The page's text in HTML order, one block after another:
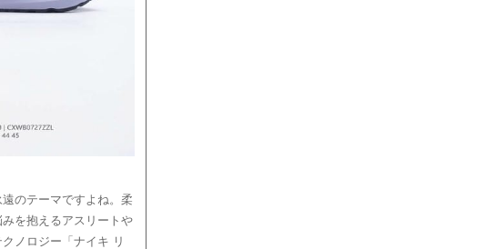
のテーマですよね。柔
を抱えるアスリートや
ノロジー「ナイキ リ